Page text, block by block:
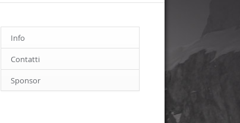
Info
Contatti
Sponsor